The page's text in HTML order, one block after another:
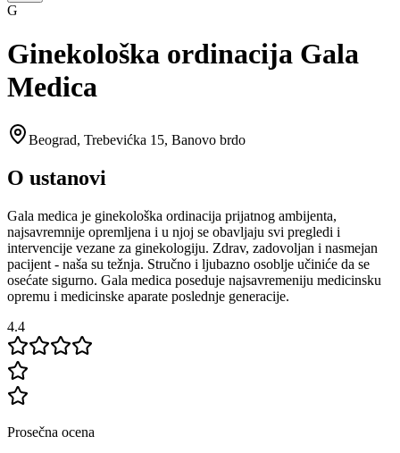
G
Ginekološka ordinacija Gala
Medica
Beograd, Trebevićka 15, Banovo brdo
O ustanovi
Gala medica je ginekološka ordinacija prijatnog ambijenta,
najsavremnije opremljena i u njoj se obavljaju svi pregledi i
intervencije vezane za ginekologiju. Zdrav, zadovoljan i nasmejan
pacijent - naša su težnja. Stručno i ljubazno osoblje učiniće da se
osećate sigurno. Gala medica poseduje najsavremeniju medicinsku
opremu i medicinske aparate poslednje generacije.
4.4
Prosečna ocena